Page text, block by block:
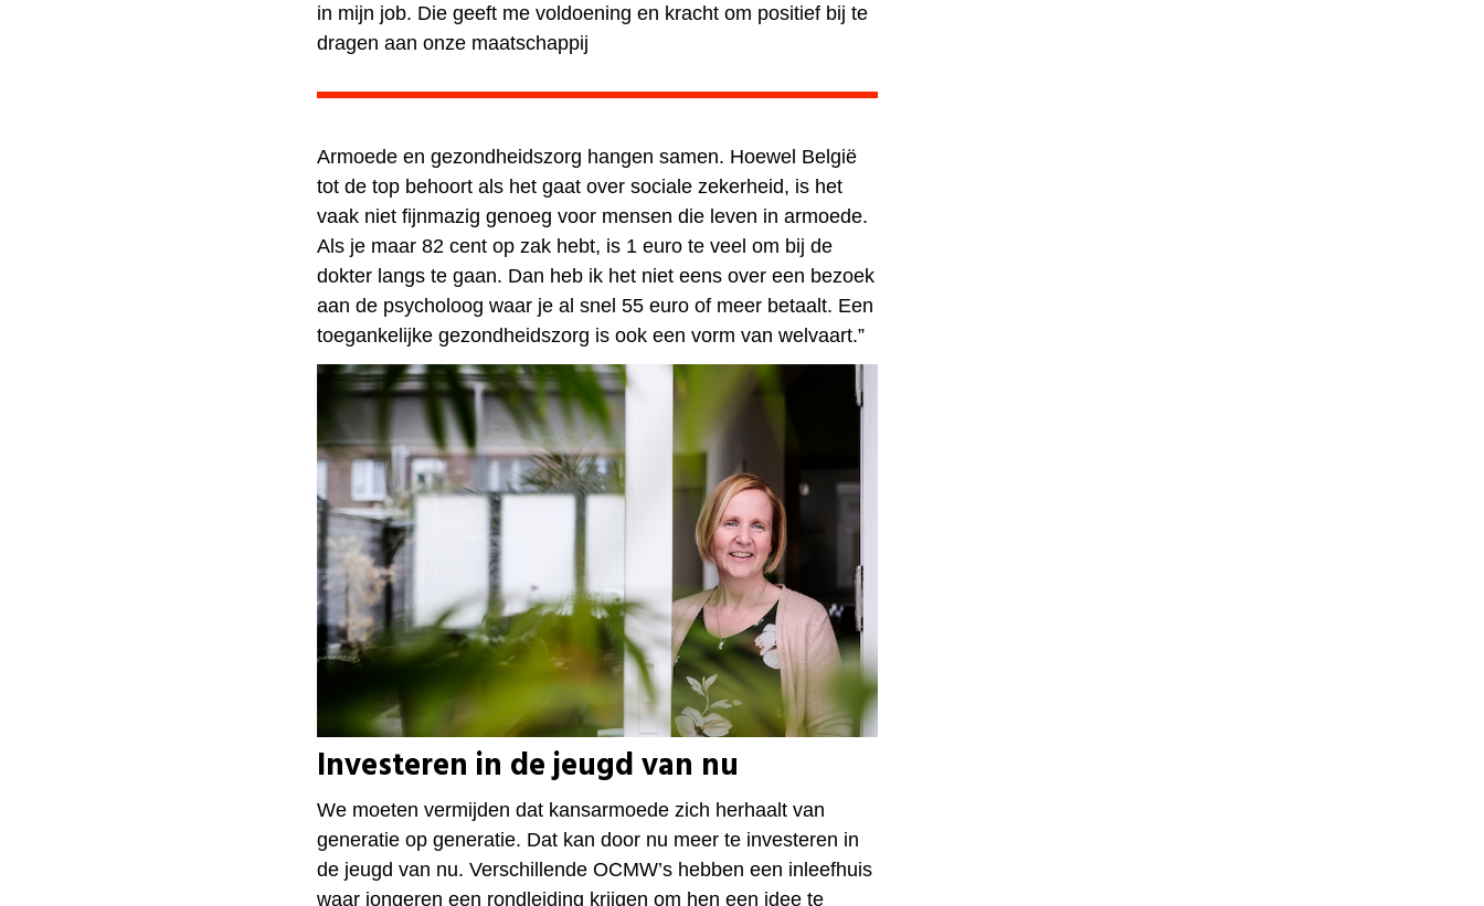
in mijn job. Die geeft me voldoening en kracht om positief bij te
dragen aan onze maatschappij
Armoede en gezondheidszorg hangen samen. Hoewel België
tot de top behoort als het gaat oversociale zekerheid, is het
vaak niet fijnmazig genoeg voor mensen die leven in armoede.
Als je maar 82 cent op zak hebt, is 1 euro te veel om bij de
dokter langs te gaan. Dan heb ik het niet eens over een bezoek
aan de psycholoog waar je al snel 55 euro of meer betaalt. Een
toegankelijke gezondheidszorg is ook een vorm van welvaart.”
Investeren in de jeugd van nu
We moeten vermijden dat kansarmoede zich herhaalt van
generatie op generatie. Dat kan door nu meer te investeren in
de jeugd van nu. Verschillende OCMW’s hebben een inleefhuis
waar jongeren een rondleiding krijgen om hen een idee te